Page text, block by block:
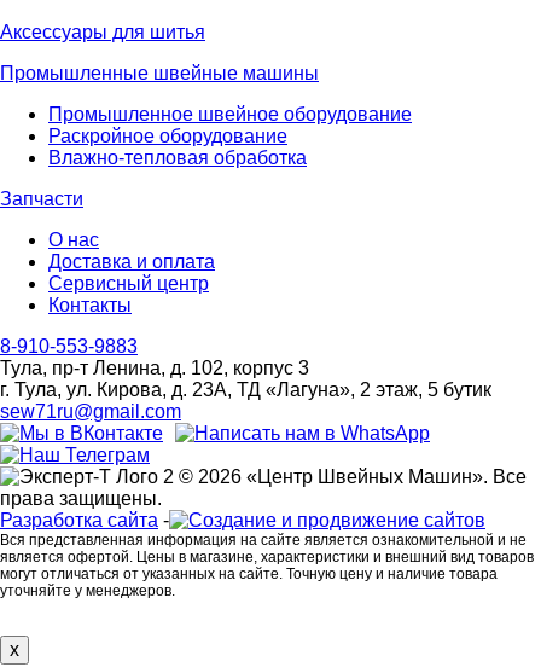
Аксессуары для шитья
Промышленные швейные машины
Промышленное швейное оборудование
Раскройное оборудование
Влажно-тепловая обработка
Запчасти
О нас
Доставка и оплата
Сервисный центр
Контакты
8-910-553-9883
Тула, пр-т Ленина, д. 102, корпус 3
г. Тула, ул. Кирова, д. 23А, ТД «Лагуна», 2 этаж, 5 бутик
sew71ru@gmail.com
© 2026 «Центр Швейных Машин». Все
права защищены.
Разработка сайта -
Вся представленная информация на сайте является ознакомительной и не
является офертой. Цены в магазине, характеристики и внешний вид товаров
могут отличаться от указанных на сайте. Точную цену и наличие товара
уточняйте у менеджеров.
x